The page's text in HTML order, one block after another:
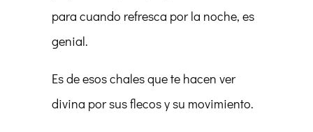
para cuando refresca por la noche, es
genial.
Es de esos chales que te hacen ver
divina por sus flecos y su movimiento.